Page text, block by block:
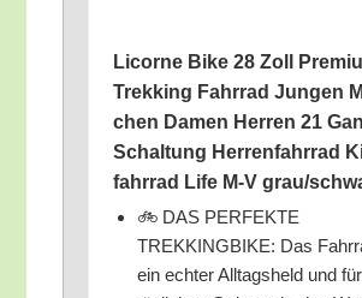
Licor­ne Bike 28 Zoll
Trek­king Fahr­rad Jun­gen
chen Damen Her­ren 21
Schal­tung Her­ren­fahr­rad
fahr­rad Life M‑V grau/​
🚲 DAS PERFEKTE
TREKKINGBIKE: Das
ein ech­ter All­tags­held und